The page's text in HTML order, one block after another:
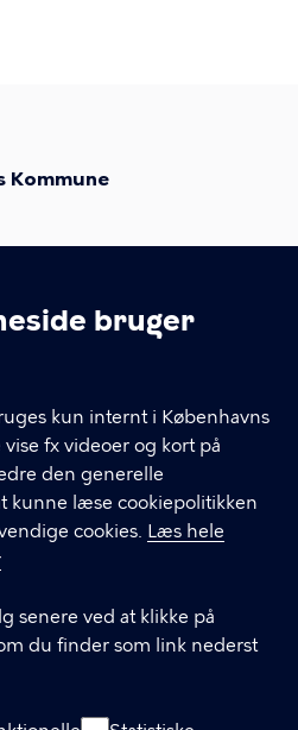
bruger
kun internt i Københavns
fx videoer og kort på
den generelle
kunne læse cookiepolitikken
cookies. Læs hele
senere ved at klikke på
du finder som link nederst
Kommune